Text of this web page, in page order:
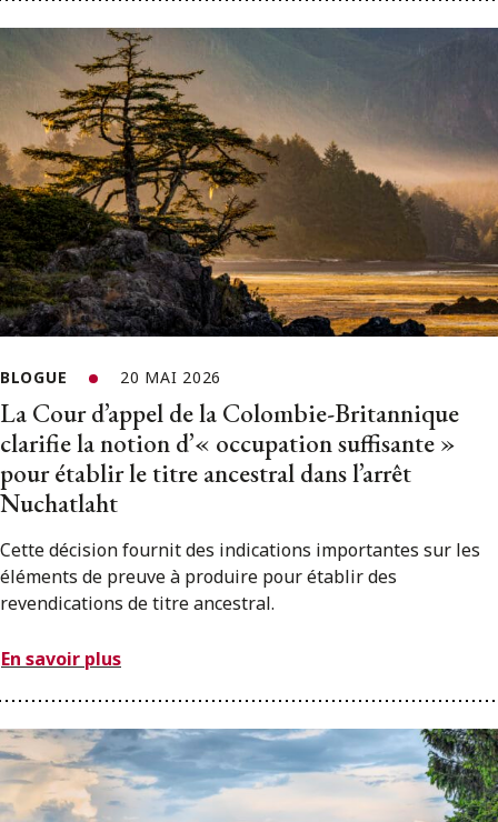
BLOGUE 20 MAI 2026
La Cour d’appel de la Colombie-Britannique
clarifie la notion d’« occupation suffisante »
pour établir le titre ancestral dans l’arrêt
Nuchatlaht
Cette décision fournit des indications importantes sur les
éléments de preuve à produire pour établir des
revendications de titre ancestral.
En savoir plus